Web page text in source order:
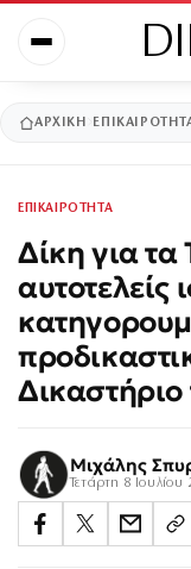
ΑΡΧΙΚΉ
ΕΠΙΚΑΙΡΟΤΗΤΑ
Δίκη για τα
αυτοτελείς
Δικαστήριο
Μιχάλης
Τετάρτη 8